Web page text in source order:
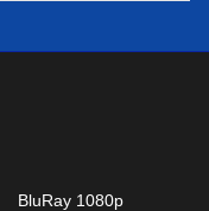
BluRay 1080p